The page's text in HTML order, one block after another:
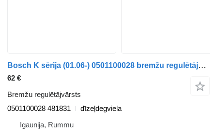
Bosch K sērija (01.06-) 0501100028 bremžu regulētājvārsts paredzēts Scania K,N,F-series bus (2006-) autobusa
62 €
Bremžu regulētājvārsts
0501100028 481831
dīzeļdegviela
Igaunija, Rummu